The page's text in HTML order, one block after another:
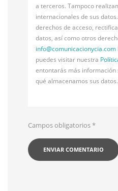
a terceros. Tampoco
internacionales de sus
derechos de acceso,
datos, así como otros
info@comunicacionycia.com
puedes visitar nuestra
entontarás más información
qué almacenamos sus datos.
Campos obligatorios*